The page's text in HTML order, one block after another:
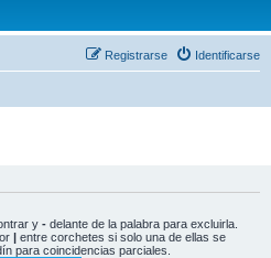
Identificarse
Registrarse
y - delante de la palabra para excluirla.
| entre corchetes si solo una de ellas se
para coincidencias parciales.